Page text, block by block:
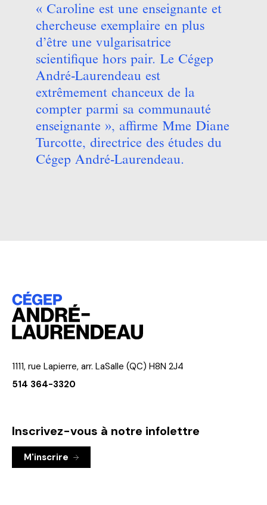
« Caroline est une enseignante et
chercheuse exemplaire en plus
d’être une vulgarisatrice
scientifique hors pair. Le Cégep
André-Laurendeau est
extrêmement chanceux de la
compter parmi sa communauté
enseignante », affirme Mme Diane
Turcotte, directrice des études du
Cégep André-Laurendeau.
1111, rue Lapierre, arr. LaSalle (QC) H8N 2J4
514 364-3320
Inscrivez-vous à notre infolettre
M'inscrire